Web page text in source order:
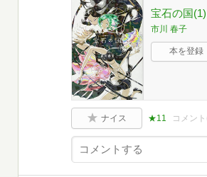
宝石の国
市川 春子
本を登録
ナイス ★11 コメン